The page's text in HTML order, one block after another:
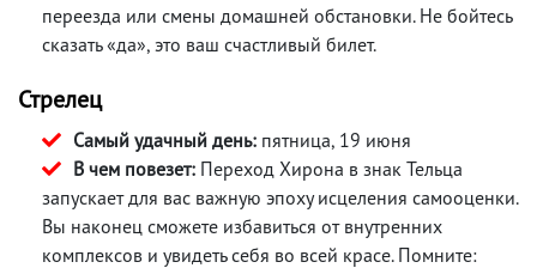
переезда или смены домашней обстановки. Не бойтесь
сказать «да», это ваш счастливый билет.
Стрелец
Самый удачный день: пятница, 19 июня
В чем повезет: Переход Хирона в знак Тельца
запускает для вас важную эпоху исцеления самооценки.
Вы наконец сможете избавиться от внутренних
комплексов и увидеть себя во всей красе. Помните: